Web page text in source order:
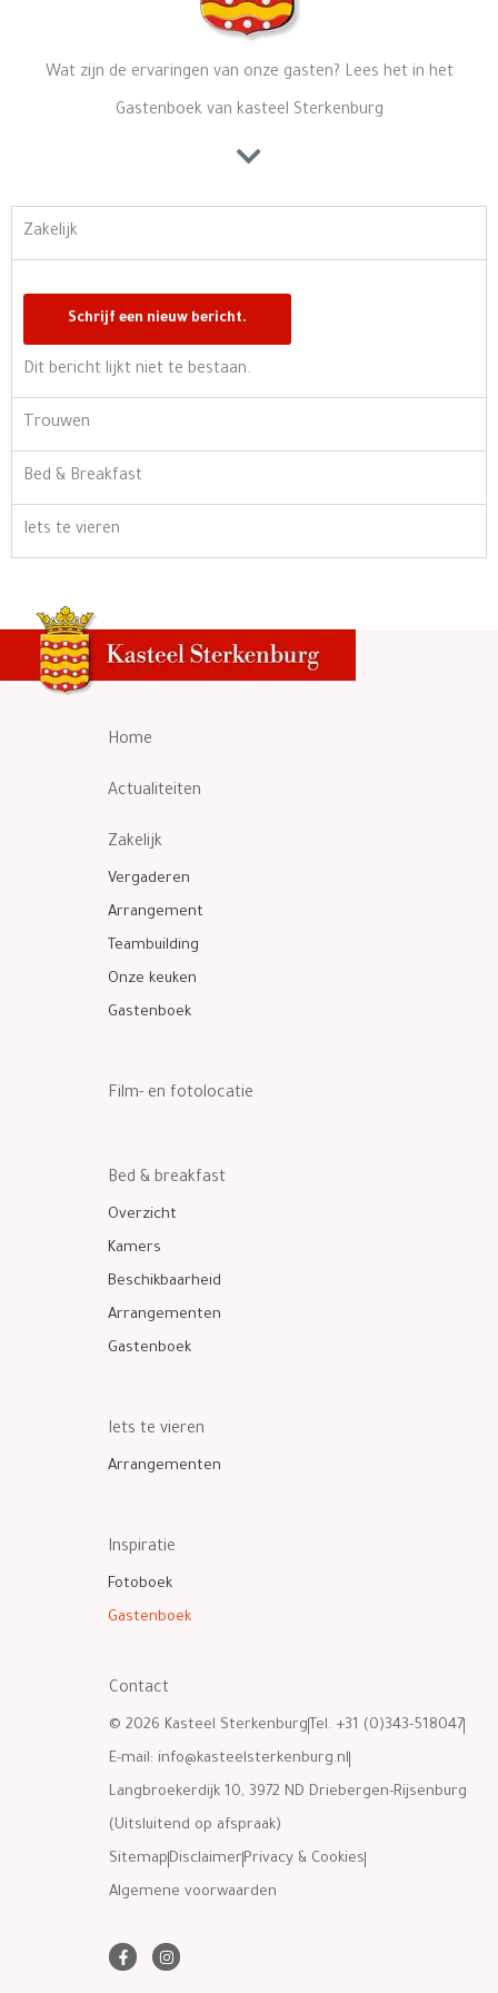
Wat zijn de ervaringen van onze gasten? Lees het in het
Gastenboek van kasteel Sterkenburg
Zakelijk
Dit bericht lijkt niet te bestaan.
Trouwen
Bed & Breakfast
Iets te vieren
Home
Actualiteiten
Zakelijk
Vergaderen
Arrangement
Teambuilding
Onze keuken
Gastenboek
Film- en fotolocatie
Bed & breakfast
Overzicht
Kamers
Beschikbaarheid
Arrangementen
Gastenboek
Iets te vieren
Arrangementen
Inspiratie
Fotoboek
Gastenboek
Contact
© 2026 Kasteel Sterkenburg Tel. +31 (0)343-518047
E-mail: info@kasteelsterkenburg.nl
Langbroekerdijk 10, 3972 ND Driebergen-Rijsenburg
(Uitsluitend op afspraak)
Sitemap Disclaimer Privacy & Cookies
Algemene voorwaarden
F
a
I
n